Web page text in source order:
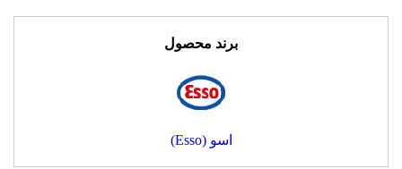
برند محصول
اسو (Esso)